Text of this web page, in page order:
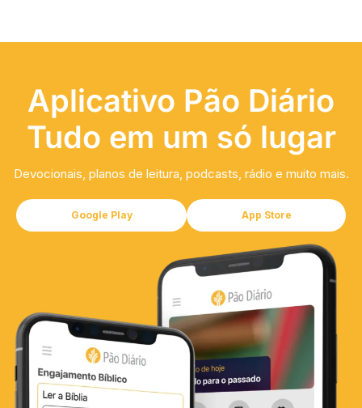
Aplicativo Pão Diário
Tudo em um só lugar
Devocionais, planos de leitura, podcasts, rádio e muito mais.
Google Play App Store